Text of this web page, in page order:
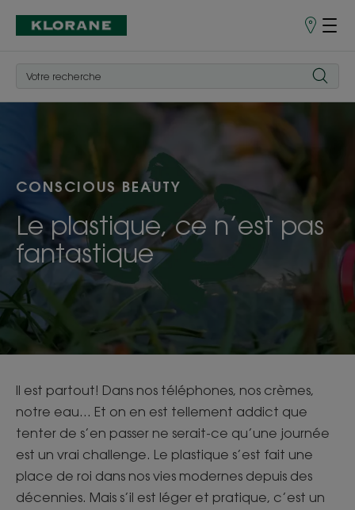
Points
CONSCIOUS BEAUTY
Le plastique, ce n’est pas
fantastique
Il est partout! Dans nos téléphones, nos crèmes,
notre eau… Et on en est tellement addict que
tenter de s’en passer ne serait-ce qu’une journée
est un vrai challenge. Le plastique s’est fait une
place de roi dans nos vies modernes depuis des
décennies. Mais s’il est léger et pratique, c’est un